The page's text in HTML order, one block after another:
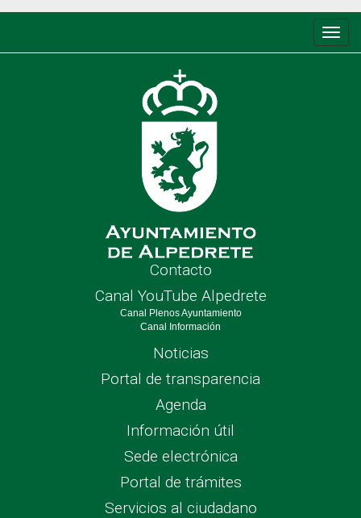
de
Contacto
Canal YouTube Alpedrete
Canal Plenos Ayuntamiento
Canal Información
Noticias
Portal de transparencia
Agenda
Información útil
Sede electrónica
Portal de trámites
Servicios al ciudadano